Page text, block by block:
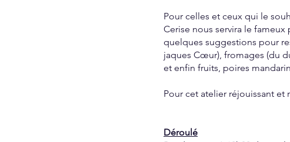
Pour celles et ceux qui le
Cerise nous servira le
quelques suggestions pour
jaques Cœur), fromages (du
et enfin fruits, poires
Pour cet atelier réjouissant
Déroulé